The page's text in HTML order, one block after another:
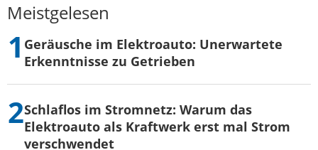
Meistgelesen
Geräusche im Elektroauto: Unerwartete
Erkenntnisse zu Getrieben
Schlaflos im Stromnetz: Warum das
Elektroauto als Kraftwerk erst mal Strom
verschwendet